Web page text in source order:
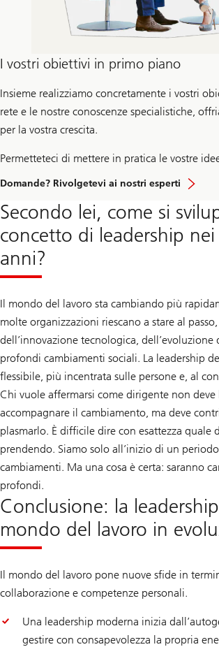
I vostri obiettivi in primo piano
Insieme realizziamo concretamente i vostri
rete e le nostre conoscenze specialistiche,
per la vostra crescita.
Permetteteci di mettere in pratica le vostre
Domande? Rivolgetevi ai nostri esperti
Secondo lei, come si
concetto di leadership nei
anni?
Il mondo del lavoro sta cambiando più
molte organizzazioni riescano a stare al passo,
dell’innovazione tecnologica, dell’evoluzione
profondi cambiamenti sociali. La leadership
flessibile, più incentrata sulle persone e, al
Chi vuole affermarsi come dirigente non deve
accompagnare il cambiamento, ma deve
plasmarlo. È difficile dire con esattezza quale
prendendo. Siamo solo all’inizio di un
cambiamenti. Ma una cosa è certa: saranno
profondi.
Conclusione: la
mondo del lavoro in
Il mondo del lavoro pone nuove sfide in
collaborazione e competenze personali.
Una leadership moderna inizia
gestire con consapevolezza la propria